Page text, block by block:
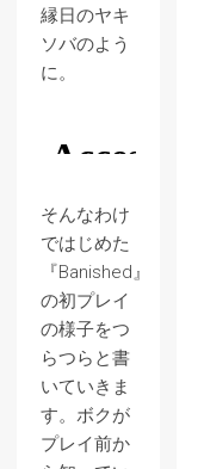
縁日のヤキ
ソバのよう
に。
そんなわけ
ではじめた
『Banished』
の初プレイ
の様子をつ
らつらと書
いていきま
す。ボクが
プレイ前か